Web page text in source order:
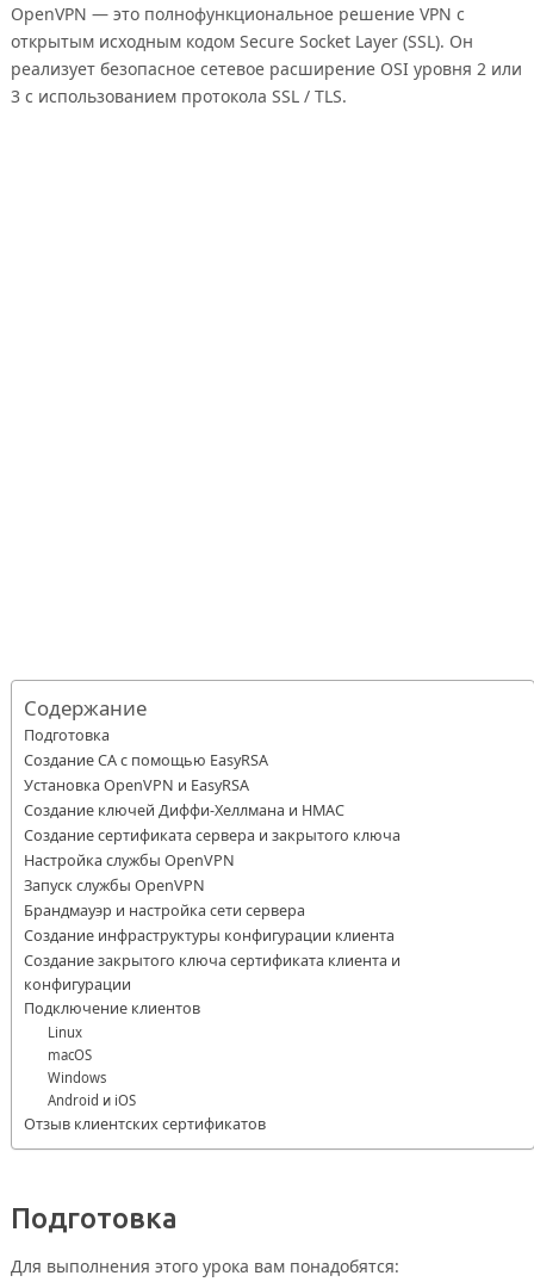
OpenVPN — это полнофункциональное решение VPN с
открытым исходным кодом Secure Socket Layer (SSL). Он
реализует безопасное сетевое расширение OSI уровня 2 или
3 с использованием протокола SSL / TLS.
Содержание
Подготовка
Создание CA с помощью EasyRSA
Установка OpenVPN и EasyRSA
Создание ключей Диффи-Хеллмана и HMAC
Создание сертификата сервера и закрытого ключа
Настройка службы OpenVPN
Запуск службы OpenVPN
Брандмауэр и настройка сети сервера
Создание инфраструктуры конфигурации клиента
Создание закрытого ключа сертификата клиента и
конфигурации
Подключение клиентов
Linux
macOS
Windows
Android и iOS
Отзыв клиентских сертификатов
Подготовка
Для выполнения этого урока вам понадобятся: